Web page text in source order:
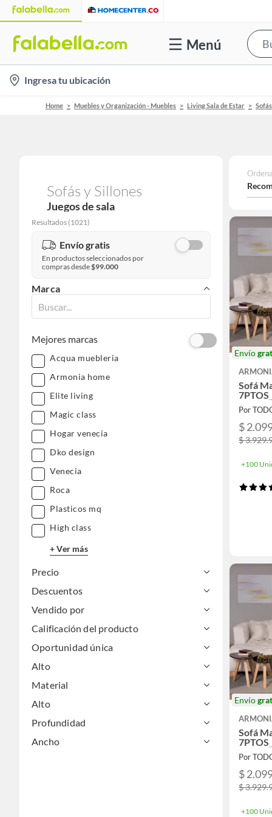
Menú
location-
icon
Ingresa tu ubicación
Home Muebles y Organización - Muebles Living Sala de Estar
Sofás y Sillones
Juegos de sala
Resultados (1021)
Envío gratis
En productos seleccionados por
compras desde$99.000
Marca
Mejores marcas
Acqua muebleria
Armonia home
Elite living
Magic class
Hogar venecia
Dko design
Venecia
Roca
Plasticos mq
High class
+ Ver más
Precio
Descuentos
Vendido por
Calificación del producto
Oportunidad única
Alto
Material
Alto
Profundidad
Ancho
Envío
Sofá
Por
$
$
+100
Envío
Sofá
Por
$
$
+100